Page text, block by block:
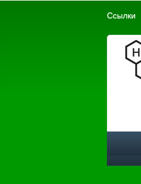
Ссылки